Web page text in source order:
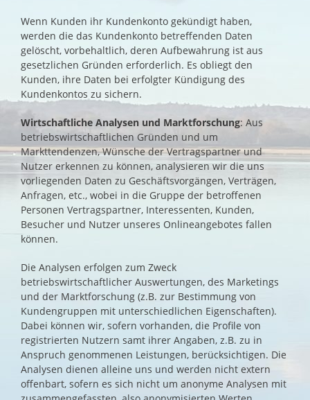
Wenn Kunden ihr Kundenkonto gekündigt haben,
werden die das Kundenkonto betreffenden Daten
gelöscht, vorbehaltlich, deren Aufbewahrung ist aus
gesetzlichen Gründen erforderlich. Es obliegt den
Kunden, ihre Daten bei erfolgter Kündigung des
Kundenkontos zu sichern.
Wirtschaftliche Analysen und Marktforschung: Aus
betriebswirtschaftlichen Gründen und um
Markttendenzen, Wünsche der Vertragspartner und
Nutzer erkennen zu können, analysieren wir die uns
vorliegenden Daten zu Geschäftsvorgängen, Verträgen,
Anfragen, etc., wobei in die Gruppe der betroffenen
Personen Vertragspartner, Interessenten, Kunden,
Besucher und Nutzer unseres Onlineangebotes fallen
können.
Die Analysen erfolgen zum Zweck
betriebswirtschaftlicher Auswertungen, des Marketings
und der Marktforschung (z.B. zur Bestimmung von
Kundengruppen mit unterschiedlichen Eigenschaften).
Dabei können wir, sofern vorhanden, die Profile von
registrierten Nutzern samt ihrer Angaben, z.B. zu in
Anspruch genommenen Leistungen, berücksichtigen. Die
Analysen dienen alleine uns und werden nicht extern
offenbart, sofern es sich nicht um anonyme Analysen mit